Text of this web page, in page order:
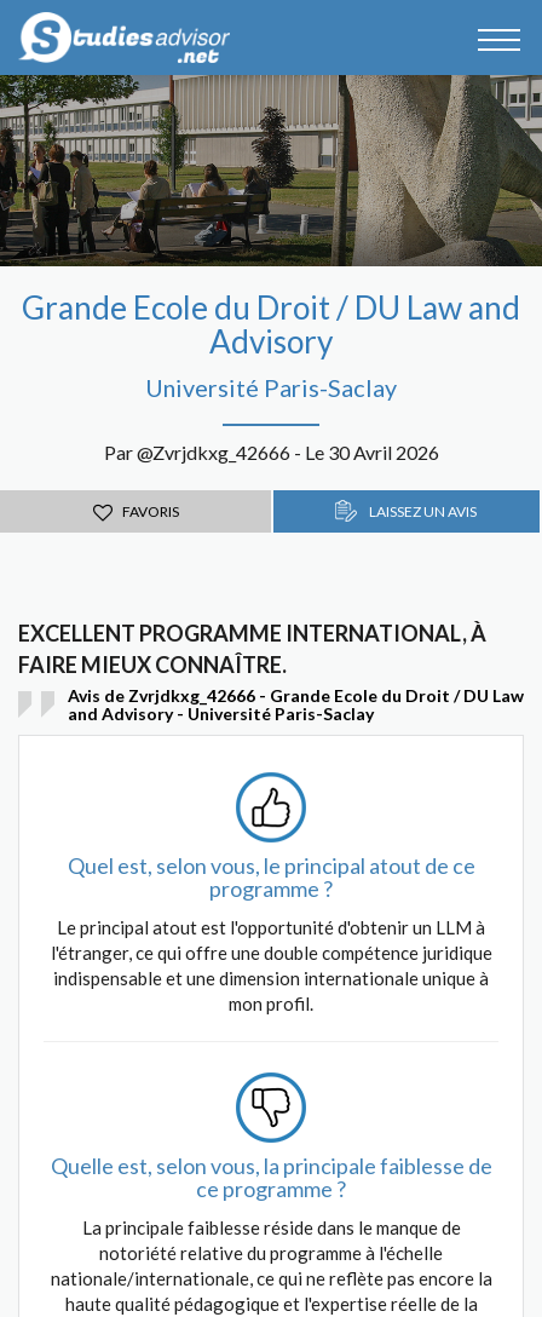
Grande Ecole du Droit / DU Law and
Advisory
Université Paris-Saclay
Par @Zvrjdkxg_42666 - Le 30 Avril 2026
FAVORIS LAISSEZ UN AVIS
EXCELLENT PROGRAMME INTERNATIONAL, À
FAIRE MIEUX CONNAÎTRE.
Avis de Zvrjdkxg_42666 - Grande Ecole du Droit / DU Law
and Advisory - Université Paris-Saclay
Quel est, selon vous, le principal atout de ce
programme ?
Le principal atout est l'opportunité d'obtenir un LLM à
l'étranger, ce qui offre une double compétence juridique
indispensable et une dimension internationale unique à
mon profil.
Quelle est, selon vous, la principale faiblesse de
ce programme ?
La principale faiblesse réside dans le manque de
notoriété relative du programme à l'échelle
nationale/internationale, ce qui ne reflète pas encore la
haute qualité pédagogique et l'expertise réelle de la